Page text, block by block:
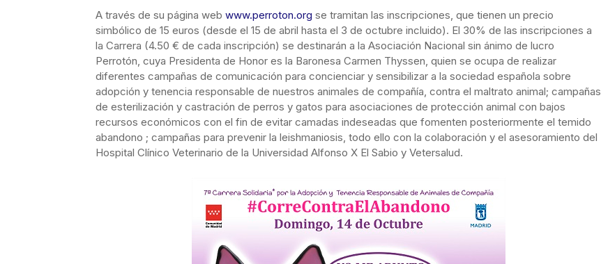
A través de su página web www.perroton.org se tramitan las inscripciones, que tienen un precio
simbólico de 15 euros (desde el 15 de abril hasta el 3 de octubre incluido). El 30% de las inscripciones a
la Carrera (4.50 € de cada inscripción) se destinarán a la Asociación Nacional sin ánimo de lucro
Perrotón, cuya Presidenta de Honor es la Baronesa Carmen Thyssen, quien se ocupa de realizar
diferentes campañas de comunicación para concienciar y sensibilizar a la sociedad española sobre
adopción y tenencia responsable de nuestros animales de compañía, contra el maltrato animal; campañas
de esterilización y castración de perros y gatos para asociaciones de protección animal con bajos
recursos económicos con el fin de evitar camadas indeseadas que fomenten posteriormente el temido
abandono ; campañas para prevenir la leishmaniosis, todo ello con la colaboración y el asesoramiento del
Hospital Clínico Veterinario de la Universidad Alfonso X El Sabio y Vetersalud.